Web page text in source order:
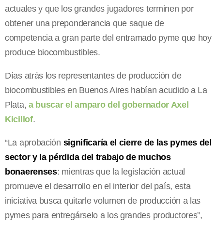
actuales y que los grandes jugadores terminen por
obtener una preponderancia que saque de
competencia a gran parte del entramado pyme que hoy
produce biocombustibles.
Días atrás los representantes de producción de
biocombustibles en Buenos Aires habían acudido a La
Plata, a buscar el amparo del gobernador Axel
Kicillof.
“La aprobación significaría el cierre de las pymes del
sector y la pérdida del trabajo de muchos
bonaerenses: mientras que la legislación actual
promueve el desarrollo en el interior del país, esta
iniciativa busca quitarle volumen de producción a las
pymes para entregárselo a los grandes productores”,